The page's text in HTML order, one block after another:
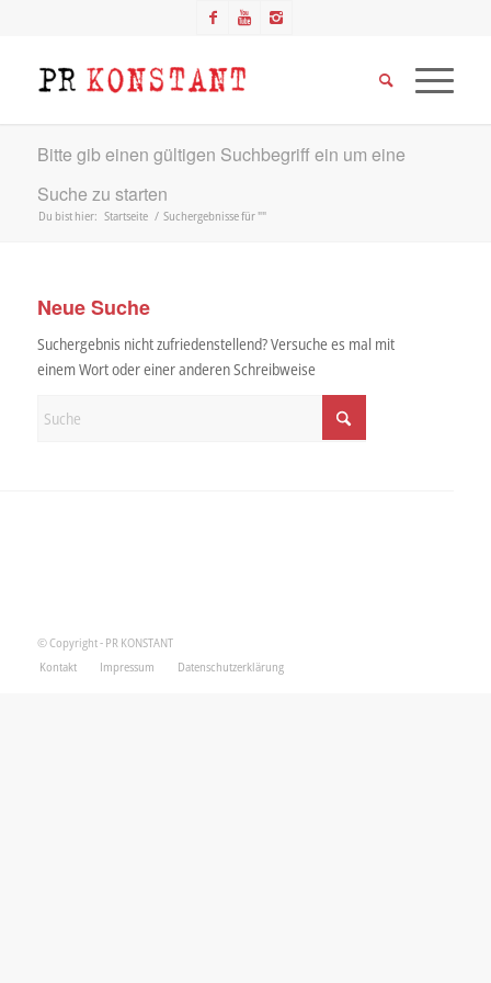
Bitte gib einen gültigen Suchbegriff ein um eine
Suche zu starten
Du bist hier: Startseite / Suchergebnisse für ""
Neue Suche
Suchergebnis nicht zufriedenstellend? Versuche es mal mit
einem Wort oder einer anderen Schreibweise
© Copyright - PR KONSTANT
Kontakt
Impressum Datenschutzerklärung